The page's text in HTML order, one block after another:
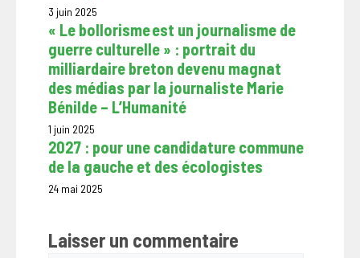
3 juin 2025
« Le bollorisme est un journalisme de
guerre culturelle » : portrait du
milliardaire breton devenu magnat
des médias par la journaliste Marie
Bénilde – L’Humanité
1 juin 2025
2027 : pour une candidature commune
de la gauche et des écologistes
24 mai 2025
Laisser un commentaire